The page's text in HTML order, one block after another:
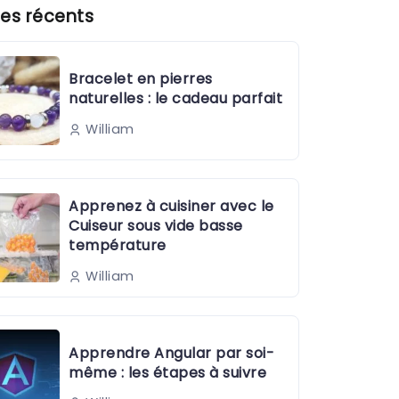
récents
Bracelet en pierres
naturelles : le cadeau parfait
William
Apprenez à cuisiner avec le
Cuiseur sous vide basse
température
William
Apprendre Angular par soi-
même : les étapes à suivre